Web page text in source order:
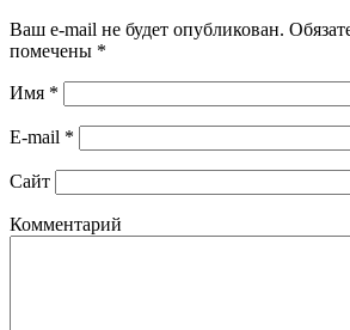
Ваш e-mail не будет опубликован.
помечены *
Имя *
E-mail *
Сайт
Комментарий